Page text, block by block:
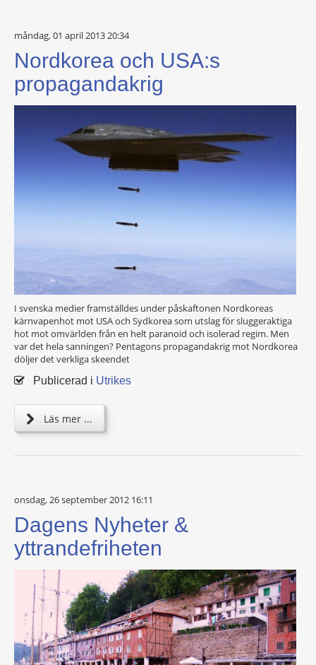
måndag, 01 april 2013 20:34
Nordkorea och USA:s
propagandakrig
I svenska medier framställdes under påskaftonen Nordkoreas
kärnvapenhot mot USA och Sydkorea som utslag för sluggeraktiga
hot mot omvärlden från en helt paranoid och isolerad regim. Men
var det hela sanningen? Pentagons propagandakrig mot Nordkorea
döljer det verkliga skeendet
Publicerad i Utrikes
Läs mer ...
onsdag, 26 september 2012 16:11
Dagens Nyheter &
yttrandefriheten